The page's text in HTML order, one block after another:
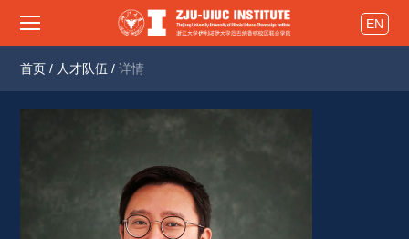
EN
首页 / 人才队伍 / 详情